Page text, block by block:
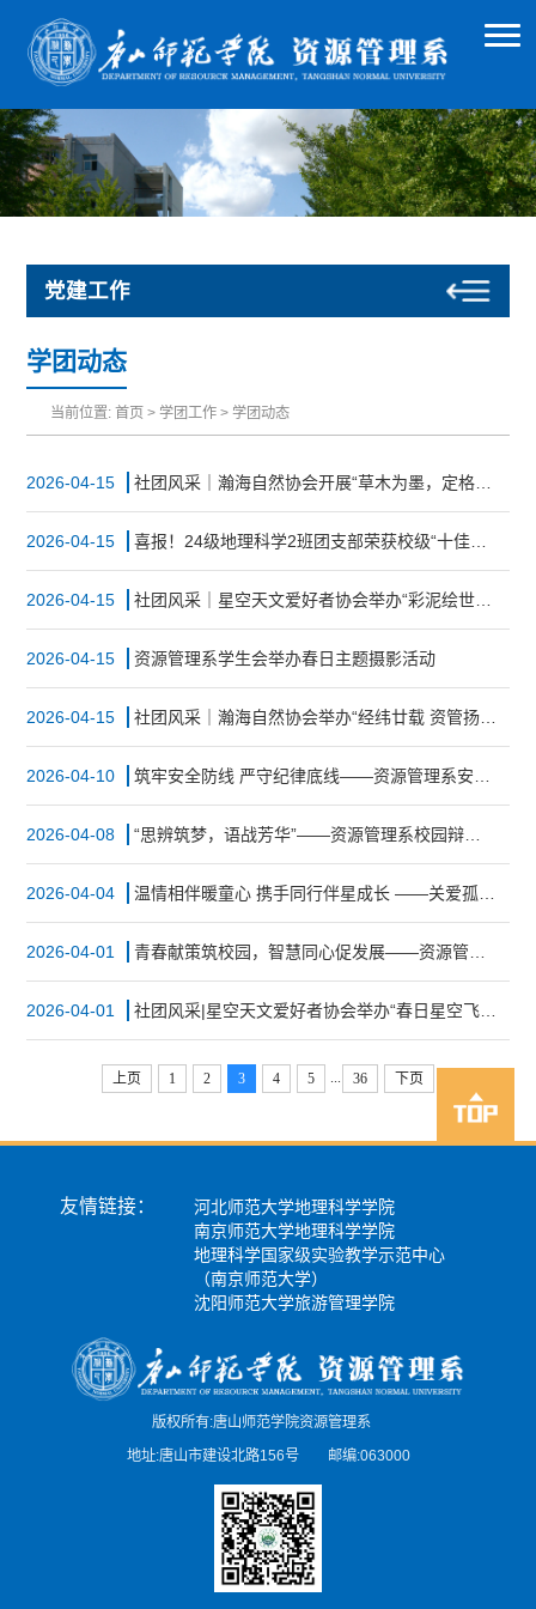
党建工作
学团动态
当前位置:首页 >学团工作 >学团动态
2026-04-15
2026-04-15
2026-04-15
2026-04-15 资源管理系学生会举办春日主题摄影活动
2026-04-15
2026-04-10
2026-04-08
2026-04-04
2026-04-01
2026-04-01
上页 1 2 3 4 5 36 下页
友情链接：
河北师范大学地理科学学院
南京师范大学地理科学学院
地理科学国家级实验教学示范中心
（南京师范大学）
沈阳师范大学旅游管理学院
版权所有:唐山师范学院资源管理系
地址:唐山市建设北路156号 邮编:063000